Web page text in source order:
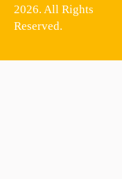
2026. All Rights
Reserved.